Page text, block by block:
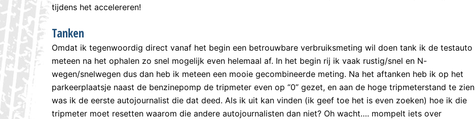
tijdens het accelereren!
Tanken
Omdat ik tegenwoordig direct vanaf het begin een betrouwbare verbruiksmeting wil doen tank ik de testauto
meteen na het ophalen zo snel mogelijk even helemaal af. In het begin rij ik vaak rustig/snel en N-
wegen/snelwegen dus dan heb ik meteen een mooie gecombineerde meting. Na het aftanken heb ik op het
parkeerplaatsje naast de benzinepomp de tripmeter even op “0” gezet, en aan de hoge tripmeterstand te zien
was ik de eerste autojournalist die dat deed. Als ik uit kan vinden (ik geef toe het is even zoeken) hoe ik die
tripmeter moet resetten waarom die andere autojournalisten dan niet? Oh wacht…. mompelt iets over